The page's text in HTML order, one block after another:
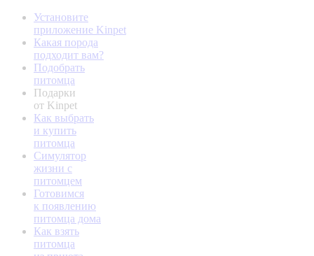
Установите
приложение Kinpet
Какая порода
подходит вам?
Подобрать
питомца
Подарки
от Kinpet
Как выбрать
и купить
питомца
Симулятор
жизни с
питомцем
Готовимся
к появлению
питомца дома
Как взять
питомца